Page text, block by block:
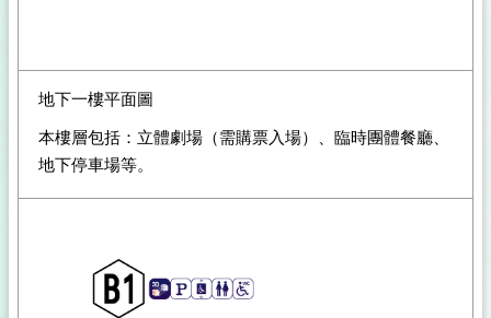
地下一樓平面圖
本樓層包括：立體劇場（需購票入場）、臨時團體餐廳、
地下停車場等。